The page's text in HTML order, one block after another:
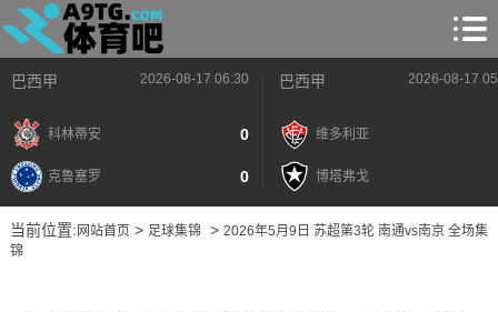
巴西甲 2026-08-17 06:30
科林蒂安 0
克鲁塞罗 0
巴西甲 2026-08-17
维多利亚
博塔弗戈
当前位置: 网站首页> 足球集锦> 2026年5月9日 苏超第3轮 南通vs南京 全场集
锦